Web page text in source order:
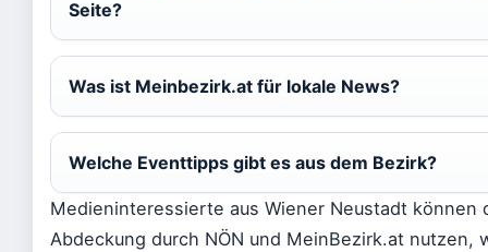
Seite?
Was ist Meinbezirk.at für lokale News?
Welche Eventtipps gibt es aus dem Bezirk?
Medieninteressierte aus Wiener Neustadt können
Abdeckung durch NÖN und MeinBezirk.at nutzen,